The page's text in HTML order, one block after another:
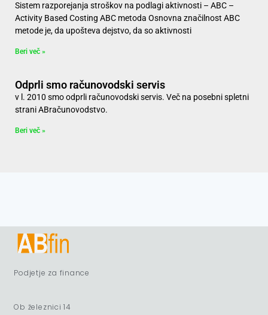
Sistem razporejanja stroškov na podlagi aktivnosti – ABC –
Activity Based Costing ABC metoda Osnovna značilnost ABC
metode je, da upošteva dejstvo, da so aktivnosti
Beri več »
Odprli smo računovodski servis
v l. 2010 smo odprli računovodski servis. Več na posebni spletni
strani ABračunovodstvo.
Beri več »
Podjetje za finance
Ob železnici 14